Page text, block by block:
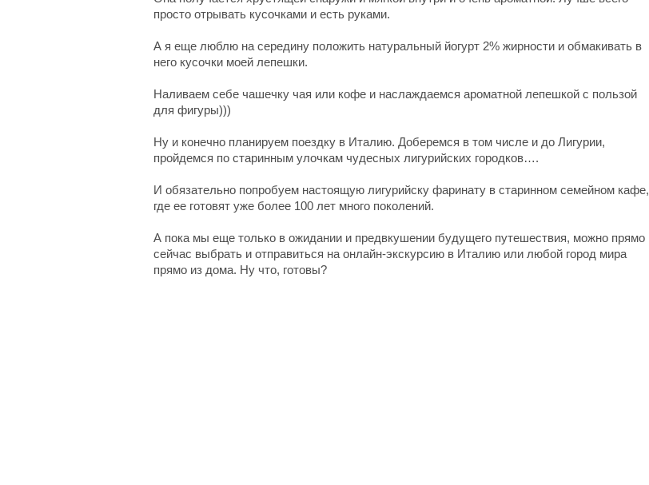
просто отрывать кусочками и есть руками.
А я еще люблю на середину положить натуральный йогурт 2% жирности и обмакивать в
него кусочки моей лепешки.
Наливаем себе чашечку чая или кофе и наслаждаемся ароматной лепешкой с пользой
для фигуры)))
Ну и конечно планируем поездку в Италию. Доберемся в том числе и до Лигурии,
пройдемся по старинным улочкам чудесных лигурийских городков….
И обязательно попробуем настоящую лигурийску фаринату в старинном семейном кафе,
где ее готовят уже более 100 лет много поколений.
А пока мы еще только в ожидании и предвкушении будущего путешествия, можно прямо
сейчас выбрать и отправиться на онлайн-экскурсию в Италию или любой город мира
прямо из дома. Ну что, готовы?